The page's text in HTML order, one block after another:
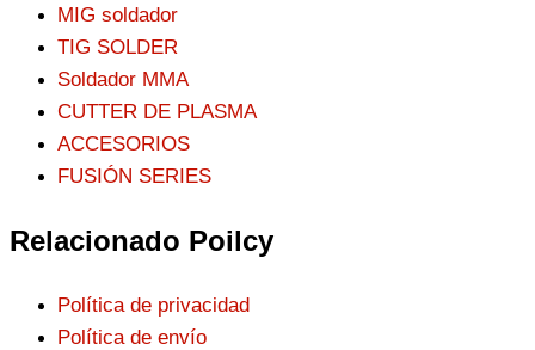
MIG soldador
TIG SOLDER
Soldador MMA
CUTTER DE PLASMA
ACCESORIOS
FUSIÓN SERIES
Relacionado Poilcy
Política de privacidad
Política de envío